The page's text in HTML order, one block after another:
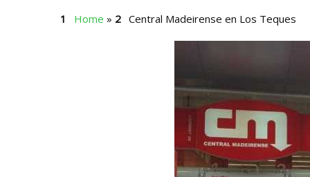
Home » Central Madeirense en Los Teques